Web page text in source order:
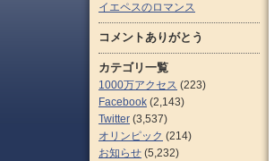
イエペスのロマンス
コメントありがとう
カテゴリ一覧
1000万アクセス (223)
Facebook (2,143)
Twitter (3,537)
オリンピック (214)
お知らせ (5,232)